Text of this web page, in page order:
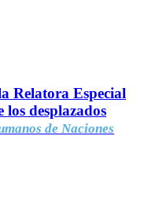
Relatora Especial
los desplazados
de Naciones